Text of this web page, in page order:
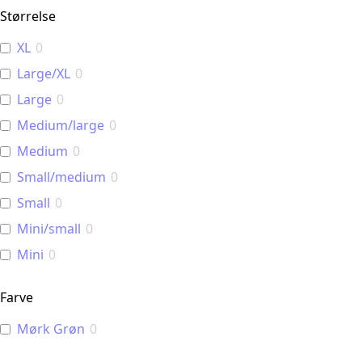
Størrelse
XL 0
Large/XL 0
Large 0
Medium/large 0
Medium 0
Small/medium 0
Small 0
Mini/small 0
Mini 0
Farve
Mørk Grøn 0